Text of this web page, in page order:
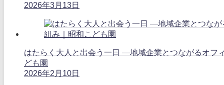
2026年3月13日
はたらく大人と出会う一日 ―地域企業とつながるオフ
ども園
2026年2月10日